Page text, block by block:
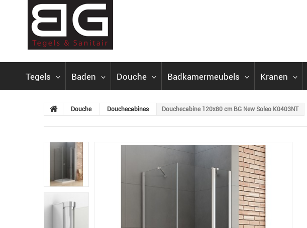
Tegels Baden Douche Badkamermeubels Kranen
Douche Douchecabines Douchecabine 120x80 cm BG New Soleo K0403NT